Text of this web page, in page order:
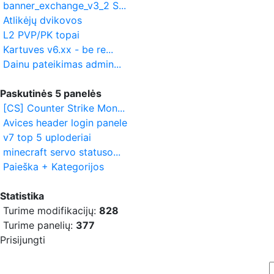
banner_exchange_v3_2 S...
Atlikėjų dvikovos
L2 PVP/PK topai
Kartuves v6.xx - be re...
Dainu pateikimas admin...
Paskutinės 5 panelės
[CS] Counter Strike Mon...
Avices header login panele
v7 top 5 uploderiai
minecraft servo statuso...
Paieška + Kategorijos
Statistika
Turime modifikacijų: 828
Turime panelių: 377
Prisijungti